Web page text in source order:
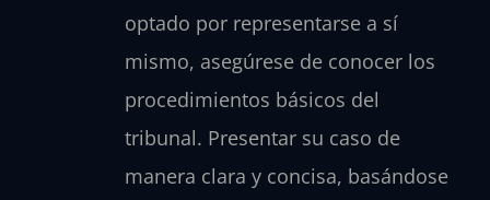
optado por representarse a sí
mismo, asegúrese de conocer los
procedimientos básicos del
tribunal. Presentar su caso de
manera clara y concisa, basándose